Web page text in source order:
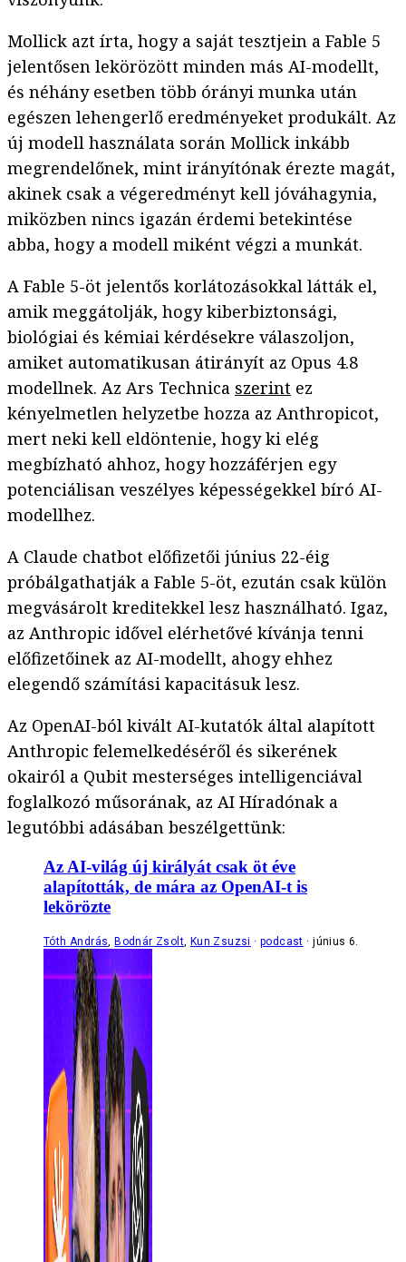
Mollick azt írta, hogy a saját tesztjein a Fable 5
jelentősen lekörözött minden más AI-modellt,
és néhány esetben több órányi munka után
egészen lehengerlő eredményeket produkált. Az
új modell használata során Mollick inkább
megrendelőnek, mint irányítónak érezte magát,
akinek csak a végeredményt kell jóváhagynia,
miközben nincs igazán érdemi betekintése
abba, hogy a modell miként végzi a munkát.
A Fable 5-öt jelentős korlátozásokkal látták el,
amik meggátolják, hogy kiberbiztonsági,
biológiai és kémiai kérdésekre válaszoljon,
amiket automatikusan átirányít az Opus 4.8
modellnek. Az Ars Technica szerint ez
kényelmetlen helyzetbe hozza az Anthropicot,
mert neki kell eldöntenie, hogy ki elég
megbízható ahhoz, hogy hozzáférjen egy
potenciálisan veszélyes képességekkel bíró AI-
modellhez.
A Claude chatbot előfizetői június 22-éig
próbálgathatják a Fable 5-öt, ezután csak külön
megvásárolt kreditekkel lesz használható. Igaz,
az Anthropic idővel elérhetővé kívánja tenni
előfizetőinek az AI-modellt, ahogy ehhez
elegendő számítási kapacitásuk lesz.
Az OpenAI-ból kivált AI-kutatók által alapított
Anthropic felemelkedéséről és sikerének
okairól a Qubit mesterséges intelligenciával
foglalkozó műsorának, az AI Híradónak a
legutóbbi adásában beszélgettünk:
Az AI-világ új királyát csak öt éve
alapították, de mára az OpenAI-t is
lekörözte
Tóth András Bodnár Zsolt Kun Zsuzsi podcast június 6.